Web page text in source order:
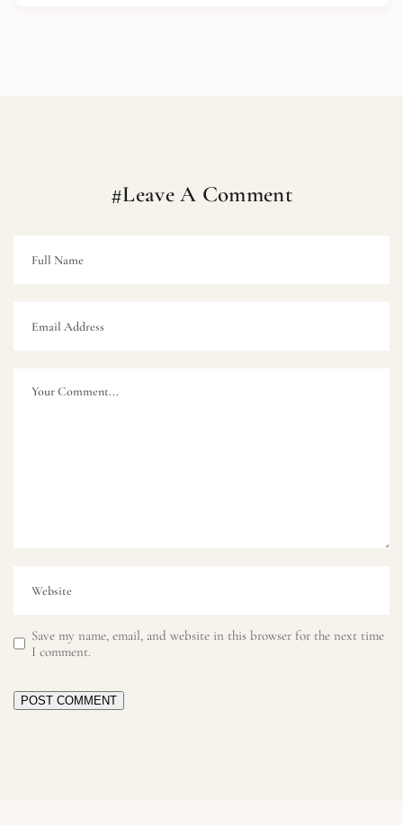
#Leave A Comment
Save my name, email, and website in this browser for the next time
I comment.
POST COMMENT